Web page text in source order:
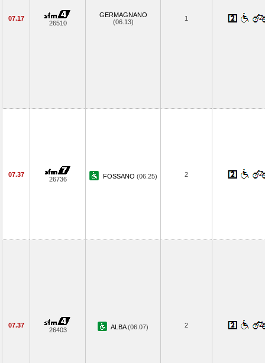
07.17
26510
GERMAGNANO
(06.13)
1
07.37
26736 FOSSANO (06.25) 2
07.37
26403 ALBA(06.07) 2